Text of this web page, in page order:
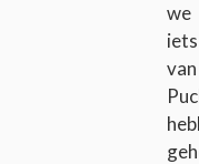
we
iets